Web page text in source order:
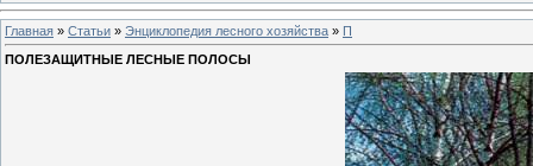
Главная » Статьи » Энциклопедия лесного хозяйства » П
ПОЛЕЗАЩИТНЫЕ ЛЕСНЫЕ ПОЛОСЫ